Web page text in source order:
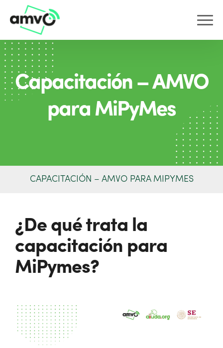
Capacitación – AMVO
para MiPyMes
CAPACITACIÓN – AMVO PARA MIPYMES
¿De qué trata la
capacitación para
MiPymes?